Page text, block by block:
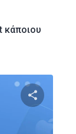
κάποιου